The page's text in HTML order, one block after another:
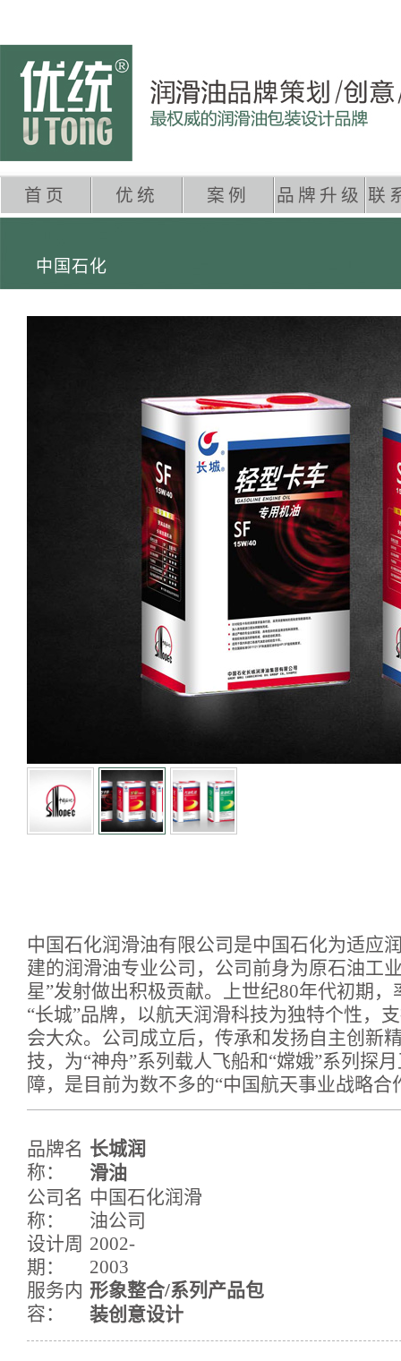
首页 优统 案例 品牌升级 联
中国石化
中国石化润滑油有限公司是中国石化为适应
建的润滑油专业公司，公司前身为原石油工
星”发射做出积极贡献。上世纪80年代初期
“长城”品牌，以航天润滑科技为独特个性，
会大众。公司成立后，传承和发扬自主创新
技，为“神舟”系列载人飞船和“嫦娥”系列探
障，是目前为数不多的“中国航天事业战略合
品牌名
称：
长城润
滑油
公司名
称：
中国石化润滑
油公司
设计周
期：
2002-
2003
服务内
容：
形象整合/系列产品包
装创意设计